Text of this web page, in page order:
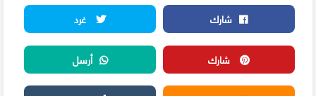
شارك
غرد
شارك
أرسل